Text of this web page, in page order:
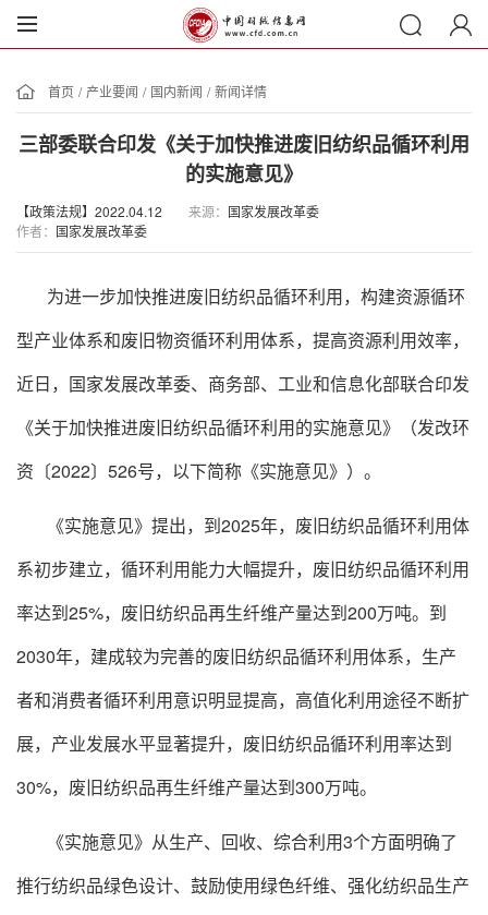
首页 / 产业要闻 / 国内新闻 / 新闻详情
三部委联合印发《关于加快推进废旧纺织品循环利用
的实施意见》
【政策法规】2022.04.12 来源： 国家发展改革委
作者： 国家发展改革委
为进一步加快推进废旧纺织品循环利用，构建资源循环
型产业体系和废旧物资循环利用体系，提高资源利用效率，
近日，国家发展改革委、商务部、工业和信息化部联合印发
《关于加快推进废旧纺织品循环利用的实施意见》（发改环
资〔2022〕526号，以下简称《实施意见》）。
《实施意见》提出，到2025年，废旧纺织品循环利用体
系初步建立，循环利用能力大幅提升，废旧纺织品循环利用
率达到25%，废旧纺织品再生纤维产量达到200万吨。到
2030年，建成较为完善的废旧纺织品循环利用体系，生产
者和消费者循环利用意识明显提高，高值化利用途径不断扩
展，产业发展水平显著提升，废旧纺织品循环利用率达到
30%，废旧纺织品再生纤维产量达到300万吨。
《实施意见》从生产、回收、综合利用3个方面明确了
推行纺织品绿色设计、鼓励使用绿色纤维、强化纺织品生产